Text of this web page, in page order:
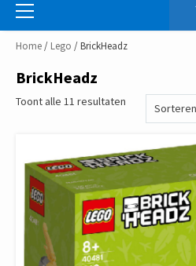
Primaire
menu
Home/ Lego / BrickHeadz
BrickHeadz
Toont alle 11 resultaten